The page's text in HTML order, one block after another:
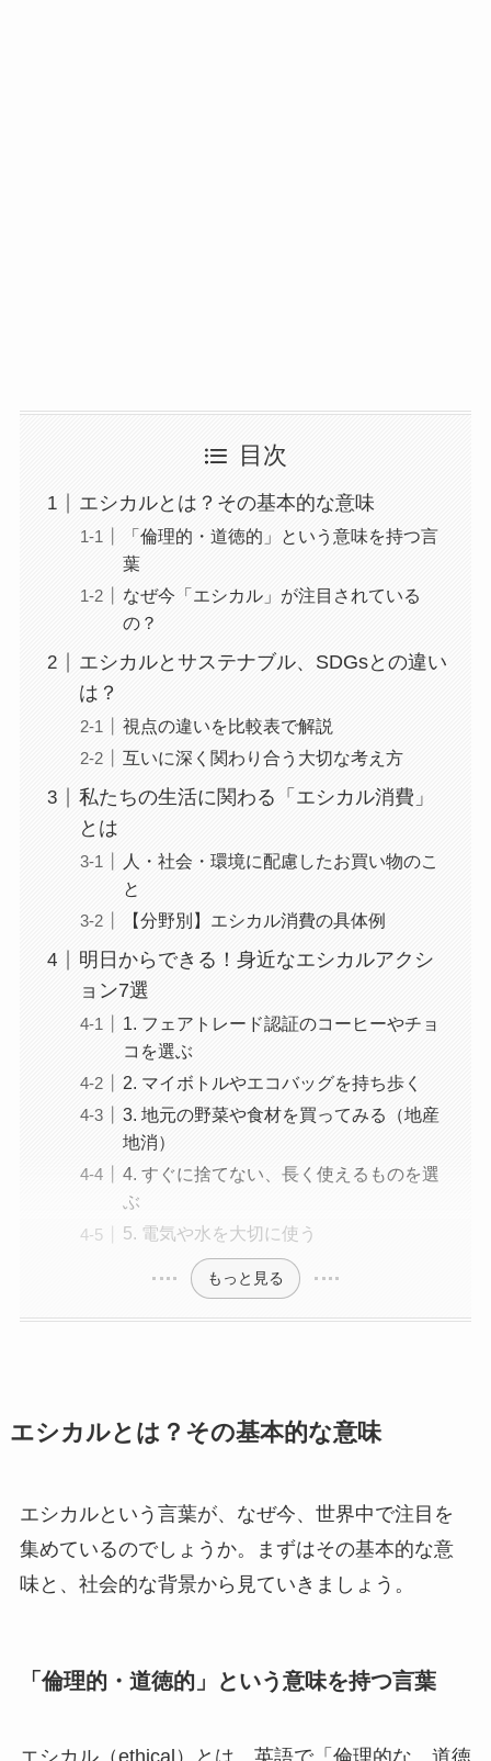
目次
エシカルとは？その基本的な意味
「倫理的・道徳的」という意味を持つ言
葉
なぜ今「エシカル」が注目されている
の？
エシカルとサステナブル、SDGsとの違い
は？
視点の違いを比較表で解説
互いに深く関わり合う大切な考え方
私たちの生活に関わる「エシカル消費」
とは
人・社会・環境に配慮したお買い物のこ
と
【分野別】エシカル消費の具体例
明日からできる！身近なエシカルアクシ
ョン7選
1. フェアトレード認証のコーヒーやチョ
コを選ぶ
2. マイボトルやエコバッグを持ち歩く
3. 地元の野菜や食材を買ってみる（地産
地消）
4. すぐに捨てない、長く使えるものを選
ぶ
5. 電気や水を大切に使う
もっと見る
エシカルとは？その基本的な意味
エシカルという言葉が、なぜ今、世界中で注目を
集めているのでしょうか。まずはその基本的な意
味と、社会的な背景から見ていきましょう。
「倫理的・道徳的」という意味を持つ言葉